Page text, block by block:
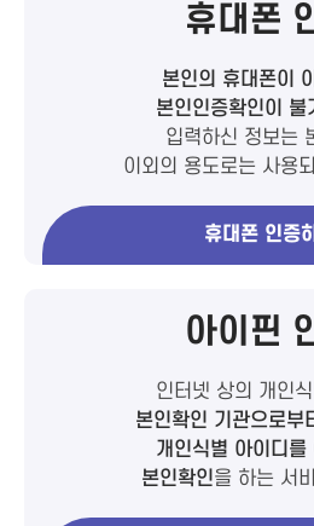
휴대폰
본인의 휴대폰이
본인인증확인이 불
입력하신 정보는
이외의 용도로는 사용
휴대폰 인증
아이핀
인터넷 상의 개인
본인확인 기관으로부
개인식별 아이디를
본인확인을 하는 서